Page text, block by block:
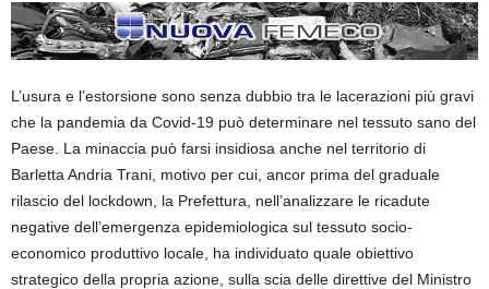
L’usura e l’estorsione sono senza dubbio tra le lacerazioni più gravi
che la pandemia da Covid-19 può determinare nel tessuto sano del
Paese. La minaccia può farsi insidiosa anche nel territorio di
Barletta Andria Trani, motivo per cui, ancor prima del graduale
rilascio del lockdown, la Prefettura, nell’analizzare le ricadute
negative dell’emergenza epidemiologica sul tessuto socio-
economico produttivo locale, ha individuato quale obiettivo
strategico della propria azione, sulla scia delle direttive del Ministro